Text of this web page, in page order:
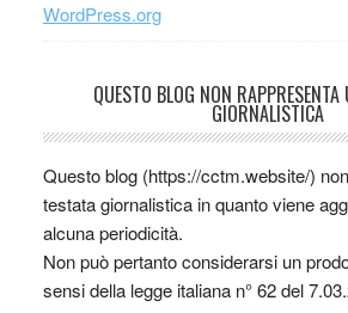
WordPress.org
QUESTO BLOG NON RAPPRESENTA
GIORNALISTICA
Questo blog (https://cctm.website/)
testata giornalistica in quanto viene
alcuna periodicità.
Non può pertanto considerarsi un
sensi della legge italiana n° 62 del